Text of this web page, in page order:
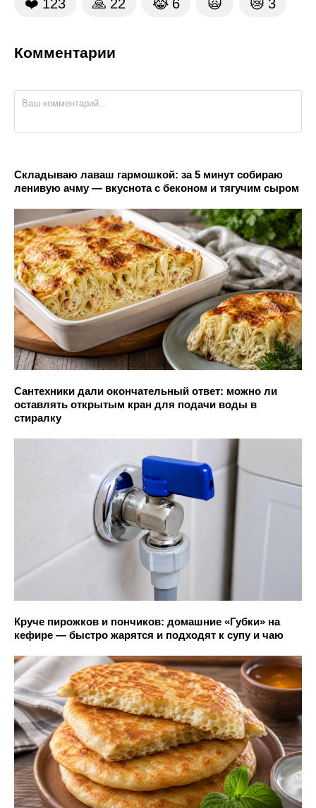
❤️ 123 🙏 22 😹 6 🙀 😿 3
Комментарии
Складываю лаваш гармошкой: за 5 минут собираю
ленивую ачму — вкуснота с беконом и тягучим сыром
Сантехники дали окончательный ответ: можно ли
оставлять открытым кран для подачи воды в
стиралку
Круче пирожков и пончиков: домашние «Губки» на
кефире — быстро жарятся и подходят к супу и чаю